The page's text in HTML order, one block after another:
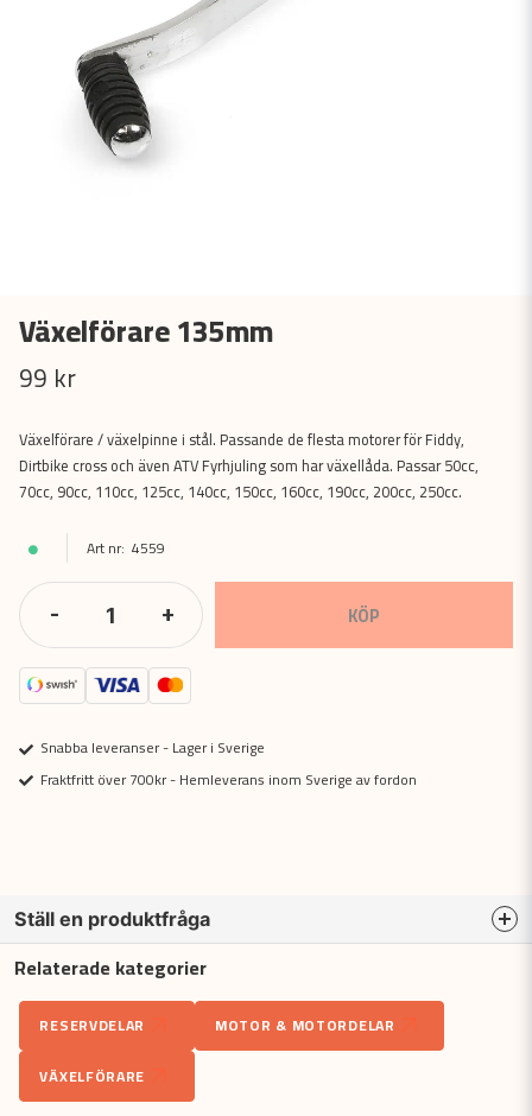
Växelförare 135mm
99 kr
Växelförare / växelpinne i stål. Passande de flesta motorer för Fiddy,
Dirtbike cross och även ATV Fyrhjuling som har växellåda. Passar 50cc,
70cc, 90cc, 110cc, 125cc, 140cc, 150cc, 160cc, 190cc, 200cc, 250cc.
4559
- + KÖP
Snabba leveranser - Lager i Sverige
Fraktfritt över 700kr - Hemleverans inom Sverige av fordon
Ställ en produktfråga
question
Fråga oss något om denna produkten...
name
Namn
Relaterade kategorier
RESERVDELAR
MOTOR & MOTORDELAR
VÄXELFÖRARE